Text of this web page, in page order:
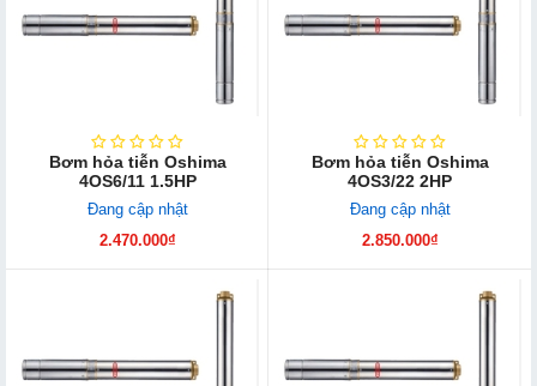
Bơm hỏa tiễn Oshima
4OS6/11 1.5HP
Đang cập nhật
2.470.000₫
Bơm hỏa tiễn Oshima
4OS3/22 2HP
Đang cập nhật
2.850.000₫